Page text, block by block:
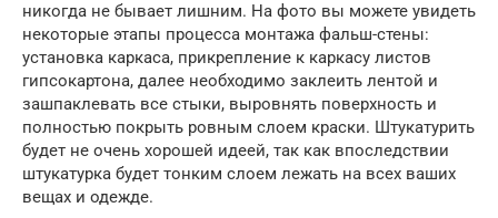
никогда не бывает лишним. На фото вы можете увидеть
некоторые этапы процесса монтажа фальш-стены:
установка каркаса, прикрепление к каркасу листов
гипсокартона, далее необходимо заклеить лентой и
зашпаклевать все стыки, выровнять поверхность и
полностью покрыть ровным слоем краски. Штукатурить
будет не очень хорошей идеей, так как впоследствии
штукатурка будет тонким слоем лежать на всех ваших
вещах и одежде.